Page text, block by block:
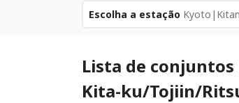
Escolha a estação
Lista de
Kita-ku/Tojiin/